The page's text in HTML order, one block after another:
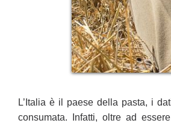
L’Italia è il paese della pasta, i
consumata. Infatti, oltre ad